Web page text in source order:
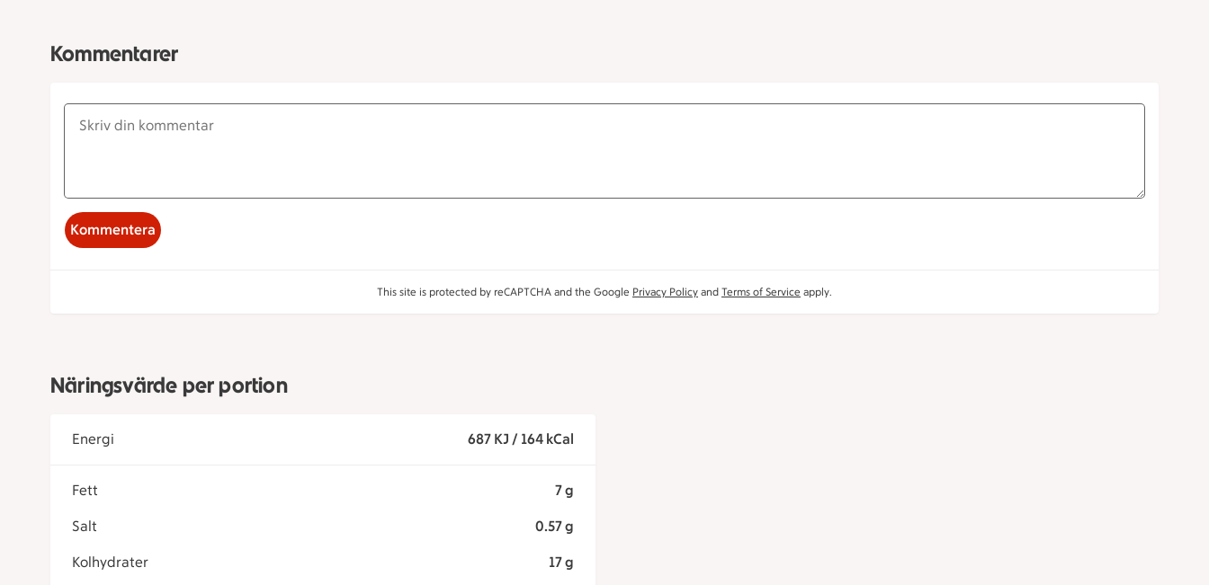
Kommentarer
Kommentera
This site is protected by reCAPTCHA and the Google Privacy Policy and Terms of Service apply.
Näringsvärde per portion
Energi 687 KJ / 164 kCal
Fett 7 g
Salt 0.57 g
Kolhydrater 17 g